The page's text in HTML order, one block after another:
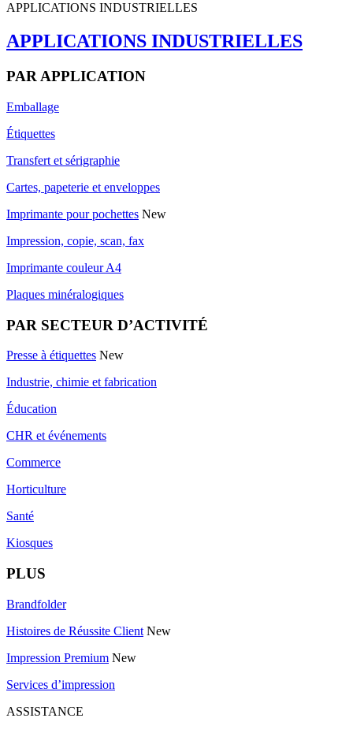
APPLICATIONS INDUSTRIELLES
APPLICATIONS INDUSTRIELLES
PAR APPLICATION
Emballage
Étiquettes
Transfert et sérigraphie
Cartes, papeterie et enveloppes
Imprimante pour pochettes New
Impression, copie, scan, fax
Imprimante couleur A4
Plaques minéralogiques
PAR SECTEUR D’ACTIVITÉ
Presse à étiquettes New
Industrie, chimie et fabrication
Éducation
CHR et événements
Commerce
Horticulture
Santé
Kiosques
PLUS
Brandfolder
Histoires de Réussite Client New
Impression Premium New
Services d’impression
ASSISTANCE